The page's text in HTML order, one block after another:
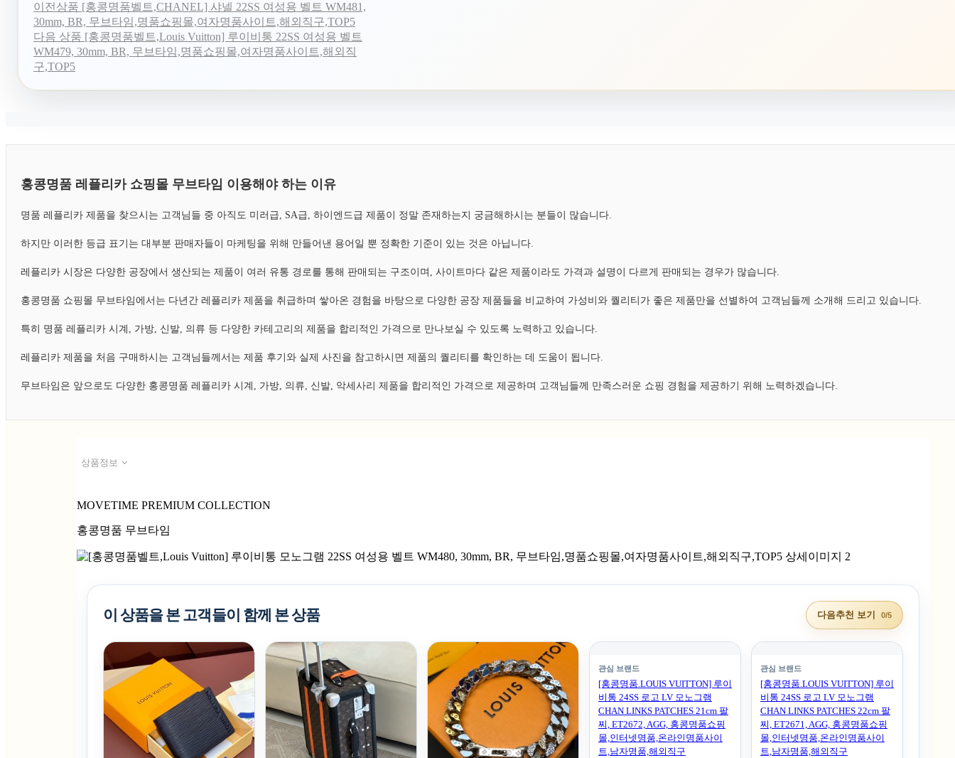
이전상품 [홍콩명품벨트,CHANEL] 샤넬 22SS 여성용 벨트 WM481,
30mm, BR, 무브타임,명품쇼핑몰,여자명품사이트,해외직구,TOP5
다음 상품 [홍콩명품벨트,Louis Vuitton] 루이비통 22SS 여성용 벨트
WM479, 30mm, BR, 무브타임,명품쇼핑몰,여자명품사이트,해외직
구,TOP5
홍콩명품 레플리카 쇼핑몰 무브타임 이용해야 하는 이유
명품 레플리카 제품을 찾으시는 고객님들 중 아직도 미러급, SA급, 하이엔드급 제품이 정말 존재하는지 궁금해하시는 분들이 많습니다.
하지만 이러한 등급 표기는 대부분 판매자들이 마케팅을 위해 만들어낸 용어일 뿐 정확한 기준이 있는 것은 아닙니다.
레플리카 시장은 다양한 공장에서 생산되는 제품이 여러 유통 경로를 통해 판매되는 구조이며, 사이트마다 같은 제품이라도 가격과 설명이 다르게 판매되는 경우가 많습니다.
홍콩명품 쇼핑몰 무브타임에서는 다년간 레플리카 제품을 취급하며 쌓아온 경험을 바탕으로 다양한 공장 제품들을 비교하여 가성비와 퀄리티가 좋은 제품만을 선별하여 고객님들께 소개해 드리고 있습니다.
특히 명품 레플리카 시계, 가방, 신발, 의류 등 다양한 카테고리의 제품을 합리적인 가격으로 만나보실 수 있도록 노력하고 있습니다.
레플리카 제품을 처음 구매하시는 고객님들께서는 제품 후기와 실제 사진을 참고하시면 제품의 퀄리티를 확인하는 데 도움이 됩니다.
무브타임은 앞으로도 다양한 홍콩명품 레플리카 시계, 가방, 의류, 신발, 악세사리 제품을 합리적인 가격으로 제공하며 고객님들께 만족스러운 쇼핑 경험을 제공하기 위해 노력하겠습니다.
상품정보
MOVETIME PREMIUM COLLECTION
홍콩명품 무브타임
이 상품을 본 고객들이 함께 본 상품 다음추천 보기 0/5
관심 브랜드
[홍콩명품.LOUIS VUITTON] 루이
비통 24SS 로고 LV 모노그램
CHAN LINKS PATCHES 21cm 팔
찌, ET2672, AGG, 홍콩명품쇼핑
몰,인터넷명품,온라인명품사이
트,남자명품,해외직구
관심 브랜드
[홍콩명품.LOUIS VUITTON] 루이
비통 24SS 로고 LV 모노그램
CHAN LINKS PATCHES 22cm 팔
찌, ET2671, AGG, 홍콩명품쇼핑
몰,인터넷명품,온라인명품사이
트,남자명품,해외직구